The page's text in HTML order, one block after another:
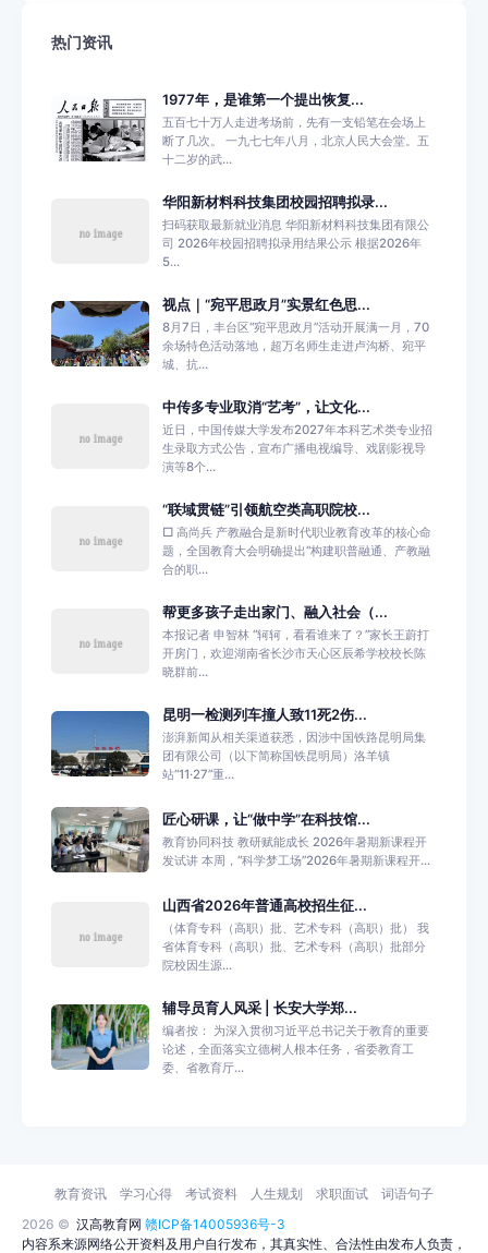
热门资讯
1977年，是谁第一个提出恢复...
五百七十万人走进考场前，先有一支铅笔在会场上
断了几次。 一九七七年八月，北京人民大会堂。五
十二岁的武...
华阳新材料科技集团校园招聘拟录...
扫码获取最新就业消息 华阳新材料科技集团有限公
司 2026年校园招聘拟录用结果公示 根据2026年
5...
视点｜“宛平思政月”实景红色思...
8月7日，丰台区“宛平思政月”活动开展满一月，70
余场特色活动落地，超万名师生走进卢沟桥、宛平
城、抗...
中传多专业取消“艺考”，让文化...
近日，中国传媒大学发布2027年本科艺术类专业招
生录取方式公告，宣布广播电视编导、戏剧影视导
演等8个...
“联域贯链”引领航空类高职院校...
□ 高尚兵 产教融合是新时代职业教育改革的核心命
题，全国教育大会明确提出“构建职普融通、产教融
合的职...
帮更多孩子走出家门、融入社会（...
本报记者 申智林 “轲轲，看看谁来了？”家长王蔚打
开房门，欢迎湖南省长沙市天心区辰希学校校长陈
晓群前...
昆明一检测列车撞人致11死2伤...
澎湃新闻从相关渠道获悉，因涉中国铁路昆明局集
团有限公司（以下简称国铁昆明局）洛羊镇
站“11·27”重...
匠心研课，让“做中学”在科技馆...
教育协同科技 教研赋能成长 2026年暑期新课程开
发试讲 本周，“科学梦工场”2026年暑期新课程开...
山西省2026年普通高校招生征...
（体育专科（高职）批、艺术专科（高职）批） 我
省体育专科（高职）批、艺术专科（高职）批部分
院校因生源...
辅导员育人风采 | 长安大学郑...
编者按： 为深入贯彻习近平总书记关于教育的重要
论述，全面落实立德树人根本任务，省委教育工
委、省教育厅...
2026 © 汉高教育网 赣ICP备14005936号-3
内容系来源网络公开资料及用户自行发布，其真实性、合法性由发布人负责，
教育资讯 学习心得 考试资料 人生规划 求职面试 词语句子